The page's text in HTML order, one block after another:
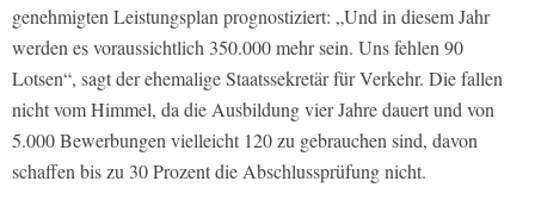
genehmigten Leistungsplan prognostiziert: „Und in diesem Jahr
werden es voraussichtlich 350.000 mehr sein. Uns fehlen 90
Lotsen“, sagt der ehemalige Staatssekretär für Verkehr. Die fallen
nicht vom Himmel, da die Ausbildung vier Jahre dauert und von
5.000 Bewerbungen vielleicht 120 zu gebrauchen sind, davon
schaffen bis zu 30 Prozent die Abschlussprüfung nicht.